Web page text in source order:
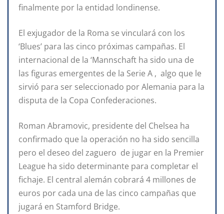
finalmente por la entidad londinense.
El exjugador de la Roma se vinculará con los
‘Blues’ para las cinco próximas campañas. El
internacional de la ‘Mannschaft ha sido una de
las figuras emergentes de la Serie A , algo que le
sirvió para ser seleccionado por Alemania para la
disputa de la Copa Confederaciones.
Roman Abramovic, presidente del Chelsea ha
confirmado que la operación no ha sido sencilla
pero el deseo del zaguero de jugar en la Premier
League ha sido determinante para completar el
fichaje. El central alemán cobrará 4 millones de
euros por cada una de las cinco campañas que
jugará en Stamford Bridge.